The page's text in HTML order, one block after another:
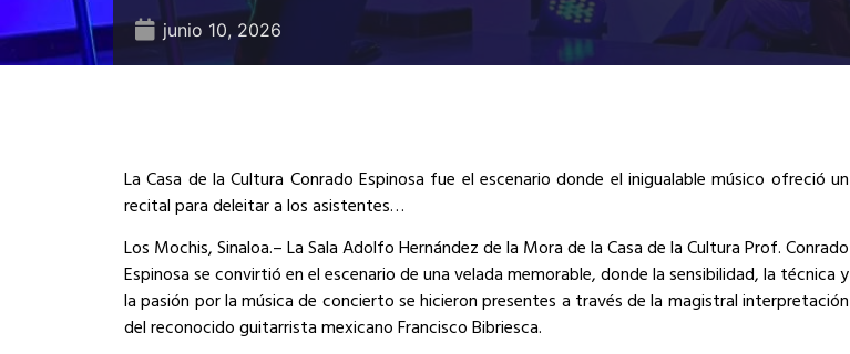
junio 10, 2026
La Casa de la Cultura Conrado Espinosa fue el escenario donde el inigualable músico ofreció un
recital para deleitar a los asistentes…
Los Mochis, Sinaloa.– La Sala Adolfo Hernández de la Mora de la Casa de la Cultura Prof. Conrado
Espinosa se convirtió en el escenario de una velada memorable, donde la sensibilidad, la técnica y
la pasión por la música de concierto se hicieron presentes a través de la magistral interpretación
del reconocido guitarrista mexicano Francisco Bibriesca.